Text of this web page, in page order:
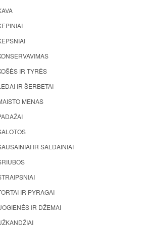
IR TYRĖS
IR ŠERBETAI
MENAS
IR SALDAINIAI
IR PYRAGAI
IR DŽEMAI